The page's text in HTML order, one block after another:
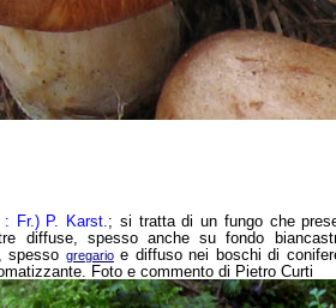
: Fr.) P. Karst.; si tratta di un fungo che
diffuse, spesso anche su fondo
spesso gregario e diffuso nei boschi di
Foto e commento di Pietro Curti